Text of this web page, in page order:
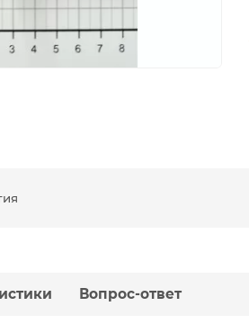
Вопрос-ответ